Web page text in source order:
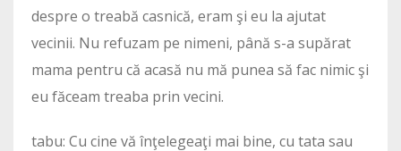
despre o treabă casnică, eram şi eu la ajutat
vecinii. Nu refuzam pe nimeni, până s-a supărat
mama pentru că acasă nu mă punea să fac nimic şi
eu făceam treaba prin vecini.
tabu: Cu cine vă înţelegeaţi mai bine, cu tata sau